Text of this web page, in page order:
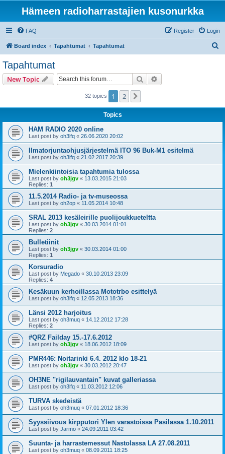
Hämeen radioharrastajien kusonurkka
FAQ Login
Register
Board index Tapahtumat Tapahtumat
Tapahtumat
New Topic Search
32 topics 1 2
Topics
HAM RADIO 2020 online
Last post by oh3lfq « 26.06.2020 20:02
Ilmatorjuntaohjusjärjestelmä ITO 96 Buk-M1 esitelmä
Last post by oh3lfq « 21.02.2017 20:39
Mielenkiintoisia tapahtumia tulossa
Last post by oh3jgv « 13.03.2015 21:03
Replies: 1
11.5.2014 Radio- ja tv-museossa
Last post by oh2op « 11.05.2014 10:48
SRAL 2013 kesäleirille puolijoukkueteltta
Last post by oh3jgv « 30.03.2014 01:01
Replies: 2
Bulletiinit
Last post by oh3jgv « 30.03.2014 01:00
Replies: 1
Korsuradio
Last post by Megado « 30.10.2013 23:09
Replies: 4
Kesäkuun kerhoillassa Mototrbo esittelyä
Last post by oh3lfq « 12.05.2013 18:36
Länsi 2012 harjoitus
Last post by oh3muq « 14.12.2012 17:28
Replies: 2
#QRZ Failday 15.-17.6.2012
Last post by oh3jgv « 18.06.2012 18:09
PMR446: Noitarinki 6.4. 2012 klo 18-21
Last post by oh3jgv « 30.03.2012 20:47
OH3NE "rigilauvantain" kuvat galleriassa
Last post by oh3lfq « 11.03.2012 12:06
TURVA skedeistä
Last post by oh3muq « 07.01.2012 18:36
Syyssiivous kirpputori Ylen varastoissa Pasilassa 1.10.2011
Last post by Jarmo « 24.09.2011 03:42
Suunta- ja harrastemessut Nastolassa LA 27.08.2011
Last post by oh3muq « 08.09.2011 18:25